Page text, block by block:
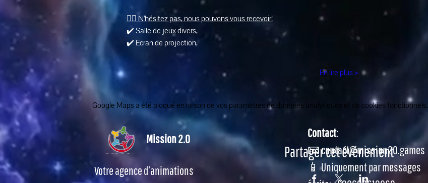
👉🏽 N’hésitez pas, nous pouvons vous recevoir!
✔️ Salle de jeux divers,
✔️ Ecran de projection,
En lire plus >
Google Maps a été bloqué en raison de vos paramètres de données analytiques et de cookies fonctionnels.
Partager cet événement
Mission 2.0
Votre agence d’animations
Contact:
📧 contact@mission20.games
📱 Uniquement par messages